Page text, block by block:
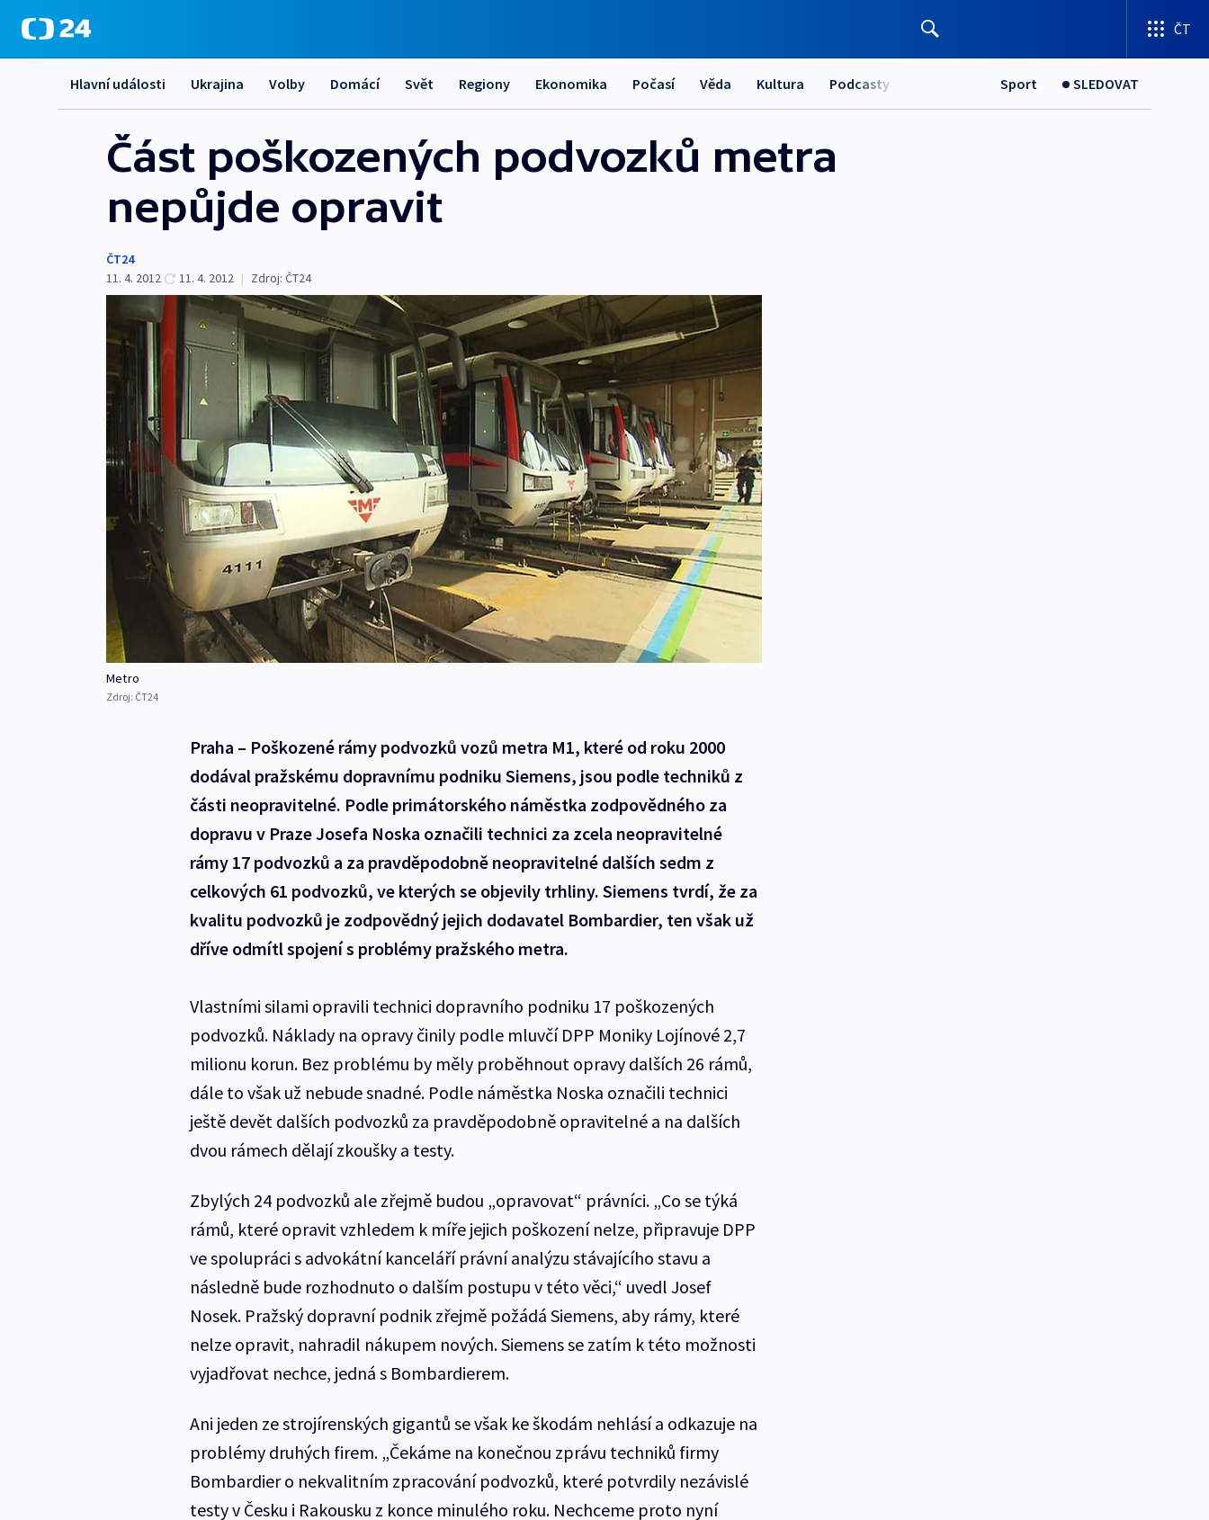
ČT
Hlavní události Ukrajina Volby Domácí Svět Regiony Ekonomika Počasí Věda Kultura Podcasty Sport SLEDOVAT
Část poškozených podvozků metra
nepůjde opravit
ČT24
11. 4. 2012
11. 4. 2012 | Zdroj: ČT24
Metro
Zdroj: ČT24
Praha – Poškozené rámy podvozků vozů metra M1, které od roku 2000
dodával pražskému dopravnímu podniku Siemens, jsou podle techniků z
části neopravitelné. Podle primátorského náměstka zodpovědného za
dopravu v Praze Josefa Noska označili technici za zcela neopravitelné
rámy 17 podvozků a za pravděpodobně neopravitelné dalších sedm z
celkových 61 podvozků, ve kterých se objevily trhliny. Siemens tvrdí, že za
kvalitu podvozků je zodpovědný jejich dodavatel Bombardier, ten však už
dříve odmítl spojení s problémy pražského metra.
Vlastními silami opravili technici dopravního podniku 17 poškozených
podvozků. Náklady na opravy činily podle mluvčí DPP Moniky Lojínové 2,7
milionu korun. Bez problému by měly proběhnout opravy dalších 26 rámů,
dále to však už nebude snadné. Podle náměstka Noska označili technici
ještě devět dalších podvozků za pravděpodobně opravitelné a na dalších
dvou rámech dělají zkoušky a testy.
Zbylých 24 podvozků ale zřejmě budou „opravovat“ právníci. „Co se týká
rámů, které opravit vzhledem k míře jejich poškození nelze, připravuje DPP
ve spolupráci s advokátní kanceláří právní analýzu stávajícího stavu a
následně bude rozhodnuto o dalším postupu v této věci,“ uvedl Josef
Nosek. Pražský dopravní podnik zřejmě požádá Siemens, aby rámy, které
nelze opravit, nahradil nákupem nových. Siemens se zatím k této možnosti
vyjadřovat nechce, jedná s Bombardierem.
Ani jeden ze strojírenských gigantů se však ke škodám nehlásí a odkazuje na
problémy druhých firem. „Čekáme na konečnou zprávu techniků firmy
Bombardier o nekvalitním zpracování podvozků, které potvrdily nezávislé
testy v Česku i Rakousku z konce minulého roku. Nechceme proto nyní